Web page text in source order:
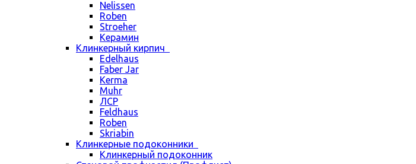
Nelissen
Roben
Stroeher
Керамин
Клинкерный кирпич
Edelhaus
Faber Jar
Kerma
Muhr
ЛСР
Feldhaus
Roben
Skriabin
Клинкерные подоконники
Клинкерный подоконник